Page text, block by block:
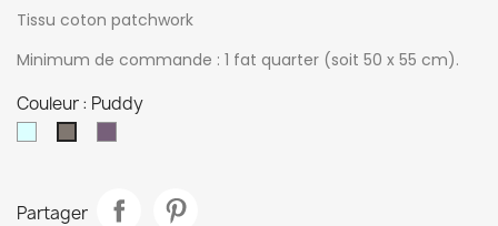
Tissu coton patchwork
Minimum de commande : 1 fat quarter (soit 50 x 55 cm).
Couleur : Puddy
Partager